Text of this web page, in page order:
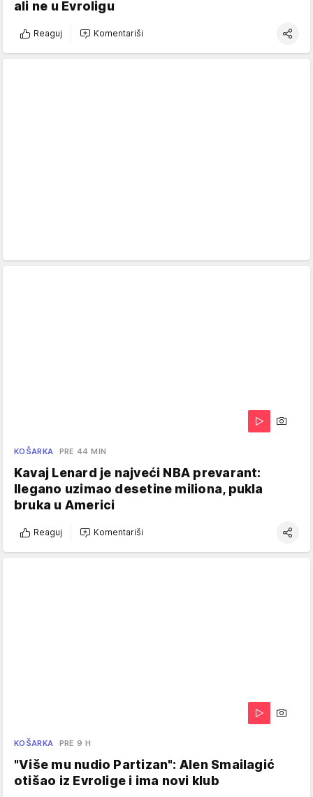
ali ne u Evroligu
Reaguj Komentariši
KOŠARKA PRE 44 MIN
Kavaj Lenard je najveći NBA prevarant:
Ilegano uzimao desetine miliona, pukla
bruka u Americi
Reaguj Komentariši
KOŠARKA PRE 9 H
"Više mu nudio Partizan": Alen Smailagić
otišao iz Evrolige i ima novi klub